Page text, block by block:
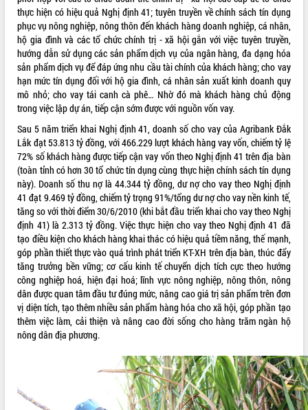
quan trọng
Bí thư Tỉnh ủy Lương Nguyễn Minh
Triết thăm, tặng quà người có công với
cách mạng
Rà soát, hoàn thiện hệ thống thiết chế
văn hóa, thể thao đáp ứng yêu cầu
phát triển mới
Thường trực HĐND tỉnh Đắk Lắk gặp
mặt Đoàn chuyên gia y tế TP. Hồ Chí
Minh
Lễ truy điệu và an táng hài cốt liệt sĩ
tại Nghĩa trang Liệt sĩ xã Sơn Hòa
Bàn giải pháp tháo gỡ khó khăn trong
xuất khẩu sầu riêng và triển khai quy
định EUDR
Thứ trưởng Bộ Nông nghiệp và Môi
trường Nguyễn Hoàng Hiệp khảo sát
vùng trồng và doanh nghiệp đóng gói
sầu riêng tại Đắk Lắk
Trình diễn nghệ thuật chế biến các
món ăn từ sầu riêng
Đắk Lắk công bố Quy hoạch và xúc
tiến đầu tư tỉnh
Ngành cá ngừ Đắk Lắk chủ động thích
ứng để giữ vững thị trường xuất khẩu
Diễn đàn Kinh tế tư nhân Việt Nam đột
phá cơ chế - Hợp tác công tư
LIÊN KẾT WEB
THỐNG KÊ TRUY CẬP
Hôm nay: 37497
Tất cả: 66082820
thực hiện có hiệu quả Nghị định 41; tuyên truyền về chính sách tín dụng
phục vụ nông nghiệp, nông thôn đến khách hàng doanh nghiệp, cá nhân,
hộ gia đình và các tổ chức chính trị - xã hội gắn với việc tuyên truyền,
hướng dẫn sử dụng các sản phẩm dịch vụ của ngân hàng, đa dạng hóa
sản phẩm dịch vụ để đáp ứng nhu cầu tài chính của khách hàng; cho vay
hạn mức tín dụng đối với hộ gia đình, cá nhân sản xuất kinh doanh quy
mô nhỏ; cho vay tái canh cà phê… Nhờ đó mà khách hàng chủ động
trong việc lập dự án, tiếp cận sớm được với nguồn vốn vay.
Sau 5 năm triển khai Nghị định 41, doanh số cho vay của Agribank Đắk
Lắk đạt 53.813 tỷ đồng, với 466.229 lượt khách hàng vay vốn, chiếm tỷ lệ
72% số khách hàng được tiếp cận vay vốn theo Nghị định 41 trên địa bàn
(toàn tỉnh có hơn 30 tổ chức tín dụng cùng thực hiện chính sách tín dụng
này). Doanh số thu nợ là 44.344 tỷ đồng, dư nợ cho vay theo Nghị định
41 đạt 9.469 tỷ đồng, chiếm tỷ trọng 91%/tổng dư nợ cho vay nền kinh tế,
tăng so với thời điểm 30/6/2010 (khi bắt đầu triển khai cho vay theo Nghị
định 41) là 2.313 tỷ đồng. Việc thực hiện cho vay theo Nghị định 41 đã
tạo điều kiện cho khách hàng khai thác có hiệu quả tiềm năng, thế mạnh,
góp phần thiết thực vào quá trình phát triển KT-XH trên địa bàn, thúc đẩy
tăng trưởng bền vững; cơ cấu kinh tế chuyển dịch tích cực theo hướng
công nghiệp hoá, hiện đại hoá; lĩnh vực nông nghiệp, nông thôn, nông
dân được quan tâm đầu tư đúng mức, nâng cao giá trị sản phẩm trên đơn
vị diện tích, tạo thêm nhiều sản phẩm hàng hóa cho xã hội, góp phần tạo
thêm việc làm, cải thiện và nâng cao đời sống cho hàng trăm ngàn hộ
nông dân địa phương.